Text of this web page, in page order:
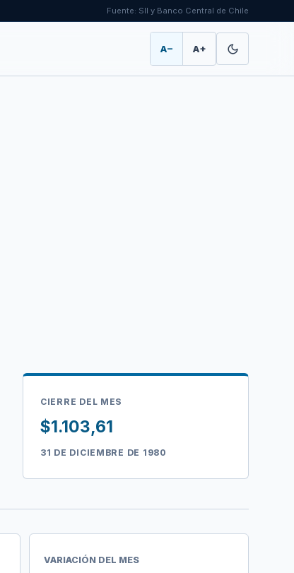
Fuente: SII y Banco Central de Chile
A− A+
CIERRE DEL MES
$1.103,61
31 DE DICIEMBRE DE 1980
VARIACIÓN DEL MES